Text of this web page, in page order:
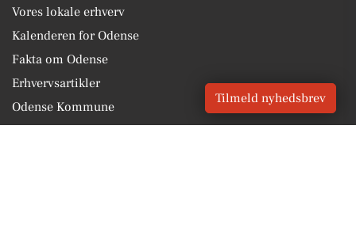
Vores lokale erhverv
Kalenderen for Odense
Fakta om Odense
Erhvervsartikler
Odense Kommune
Tilmeld nyhedsbrev